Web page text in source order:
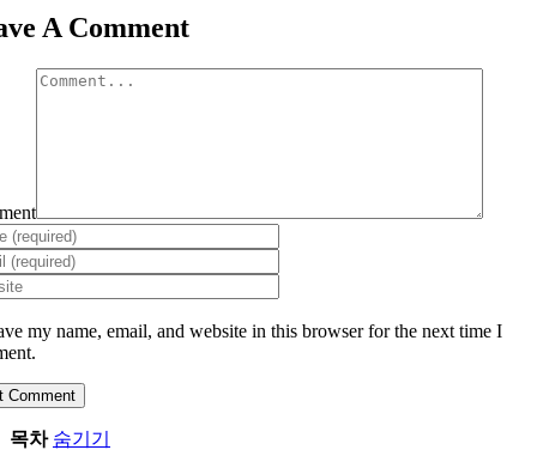
A Comment
my name, email, and website in this browser for the next time I
목차 숨기기